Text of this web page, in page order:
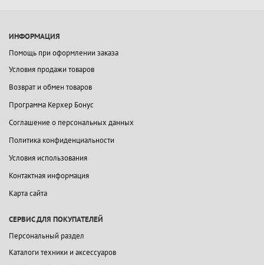
ИНФОРМАЦИЯ
Помощь при оформлении заказа
Условия продажи товаров
Возврат и обмен товаров
Программа Керхер Бонус
Соглашение о персональных данных
Политика конфиденциальности
Условия использования
Контактная информация
Карта сайта
СЕРВИС ДЛЯ ПОКУПАТЕЛЕЙ
Персональный раздел
Каталоги техники и аксессуаров